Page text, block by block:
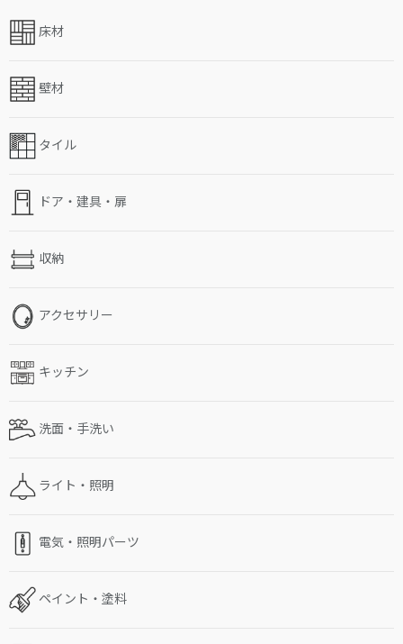
床材
壁材
タイル
ドア・建具・扉
収納
アクセサリー
キッチン
洗面・手洗い
ライト・照明
電気・照明パーツ
ペイント・塗料